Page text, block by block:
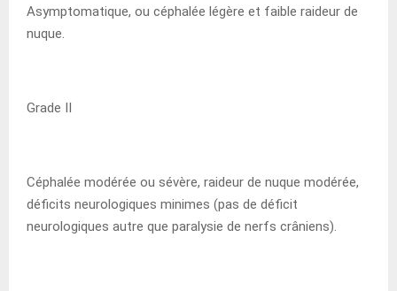
Asymptomatique, ou céphalée légère et faible raideur de
nuque.
Grade II
Céphalée modérée ou sévère, raideur de nuque modérée,
déficits neurologiques minimes (pas de déficit
neurologiques autre que paralysie de nerfs crâniens).